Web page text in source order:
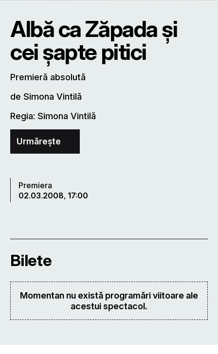
Albă ca Zăpada şi
cei şapte pitici
Premieră absolută
de Simona Vintilă
Regia: Simona Vintilă
Urmărește
Premiera
02.03.2008, 17:00
Bilete
Momentan nu există programări viitoare ale
acestui spectacol.